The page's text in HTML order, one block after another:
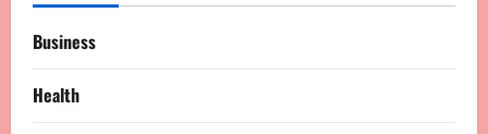
Business
Health